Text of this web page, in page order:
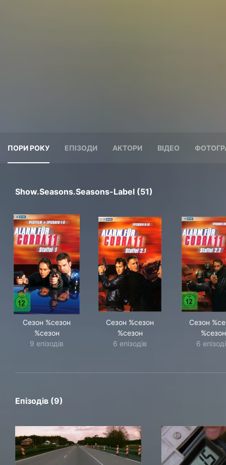
ПОРИ РОКУ ЕПІЗОДИ АКТОРИ ВІДЕО
Show.seasons.seasons-Label (51)
Сезон %сезон
%сезон
9 епізодів
Сезон %сезон
%сезон
6 епізодів
Сезон
%сезон
6
Епізодів (9)